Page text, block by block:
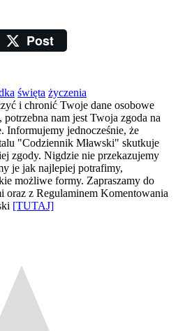
Post
święta życzenia
i chronić Twoje dane osobowe
nam jest Twoja zgoda na
Informujemy jednocześnie, że
"Codziennik Mławski" skutkuje
zgody. Nigdzie nie przekazujemy
je jak najlepiej potrafimy,
możliwe formy. Zapraszamy do
oraz z Regulaminem Komentowania
[TUTAJ]